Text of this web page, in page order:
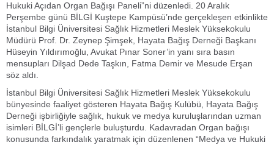
Hukuki Açıdan Organ Bağışı Paneli”ni düzenledi. 20 Aralık
Perşembe günü BİLGİ Kuştepe Kampüsü’nde gerçekleşen etkinlikte
İstanbul Bilgi Üniversitesi Sağlık Hizmetleri Meslek Yüksekokulu
Müdürü Prof. Dr. Zeynep Şimşek, Hayata Bağış Derneği Başkanı
Hüseyin Yıldırımoğlu, Avukat Pınar Soner’in yanı sıra basın
mensupları Dilşad Dede Taşkın, Fatma Demir ve Mesude Erşan
söz aldı.
İstanbul Bilgi Üniversitesi Sağlık Hizmetleri Meslek Yüksekokulu
bünyesinde faaliyet gösteren Hayata Bağış Kulübü, Hayata Bağış
Derneği işbirliğiyle sağlık, hukuk ve medya kuruluşlarından uzman
isimleri BİLGİ’li gençlerle buluşturdu. Kadavradan Organ bağışı
konusunda farkındalık yaratmak için düzenlenen “Medya ve Hukuki